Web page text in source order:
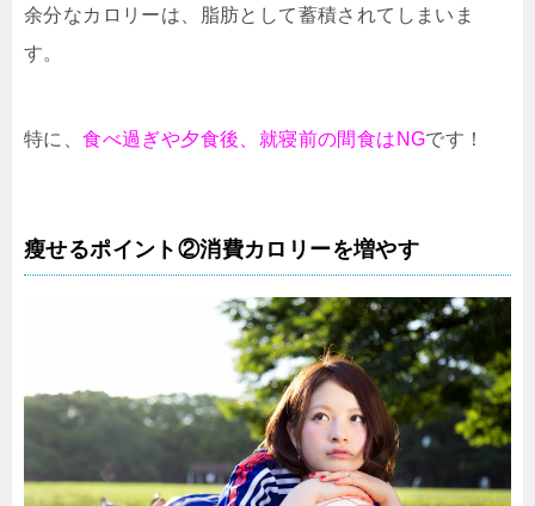
余分なカロリーは、脂肪として蓄積されてしまいま
す。
特に、食べ過ぎや夕食後、就寝前の間食はNGです！
瘦せるポイント②消費カロリーを増やす